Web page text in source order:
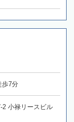
歩7分
2 小禄リースビル